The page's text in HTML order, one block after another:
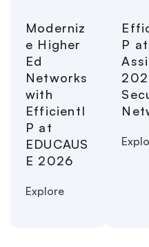
Moderniz
e Higher
Ed
Networks
with
EfficientI
P at
EDUCAUS
E 2026
Explore
P